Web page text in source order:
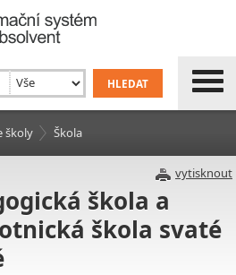
školy Škola
vytisknout
škola a
škola svaté